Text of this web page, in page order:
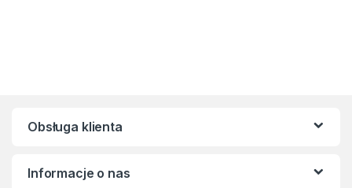
Obsługa klienta
Informacje o nas